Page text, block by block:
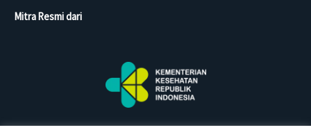
Mitra Resmi dari